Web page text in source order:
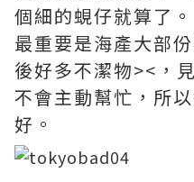
個細的蜆仔就算了。
最重要是海產大部
後好多不潔物><，
不會主動幫忙，所
好。